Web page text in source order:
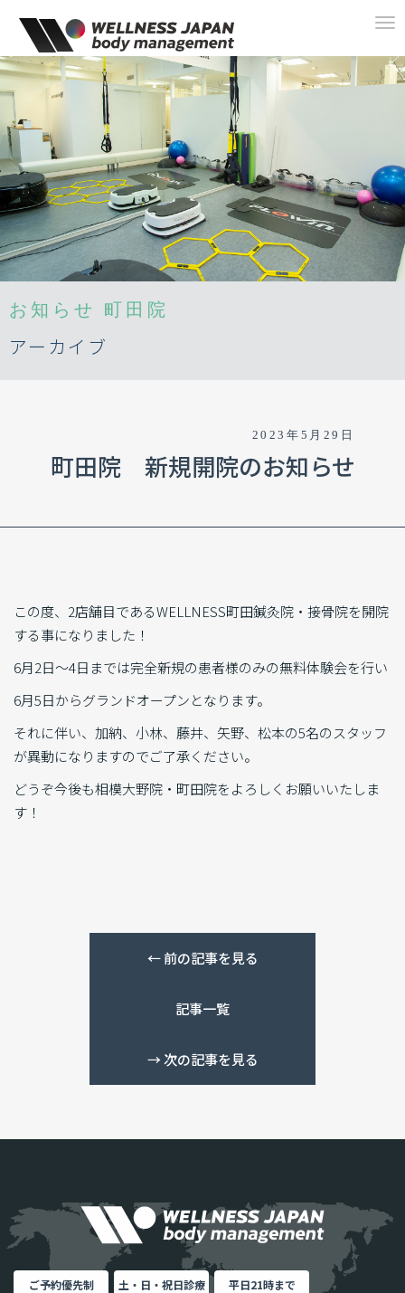
お知らせ 町田院
アーカイブ
2023年5月29日
町田院 新規開院のお知らせ
この度、2店舗目であるWELLNESS町田鍼灸院・接骨院を開院
する事になりました！
6月2日～4日までは完全新規の患者様のみの無料体験会を行い
6月5日からグランドオープンとなります。
それに伴い、加納、小林、藤井、矢野、松本の5名のスタッフ
が異動になりますのでご了承ください。
どうぞ今後も相模大野院・町田院をよろしくお願いいたしま
す！
← 前の記事を見る
記事一覧
→次の記事を見る
ご予約優先制 土・日・祝日診療 平日21時まで